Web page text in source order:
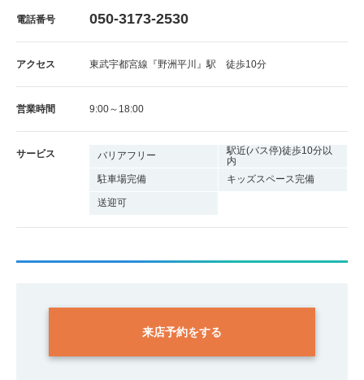
電話番号 050-3173-2530
アクセス 東武宇都宮線『野洲平川』駅 徒歩10分
営業時間 9:00～18:00
サービス バリアフリー
駅近(バス停)徒歩10分以
内
駐車場完備
キッズスペース完備
送迎可
来店予約をする